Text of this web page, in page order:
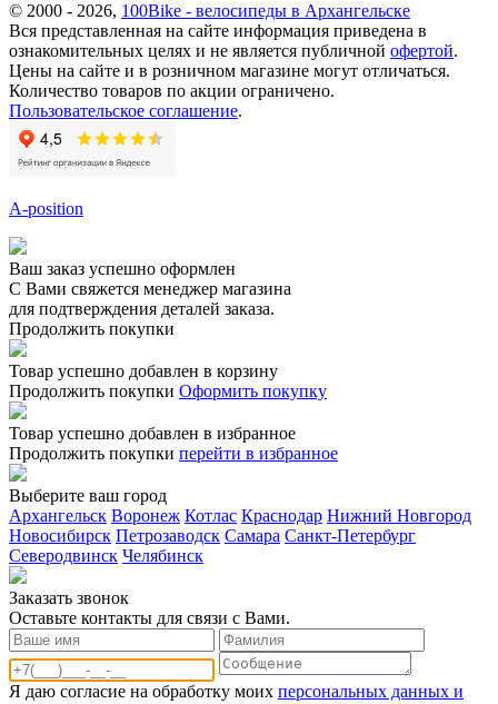
© 2000 - 2026, 100Bike - велосипеды в Архангельске
Вся представленная на сайте информация приведена в
ознакомительных целях и не является публичной офертой.
Цены на сайте и в розничном магазине могут отличаться.
Количество товаров по акции ограничено.
Пользовательское соглашение.
A-position
Ваш заказ успешно оформлен
С Вами свяжется менеджер магазина
для подтверждения деталей заказа.
Продолжить покупки
Товар успешно добавлен в корзину
Продолжить покупки Оформить покупку
Товар успешно добавлен в избранное
Продолжить покупки перейти в избранное
Выберите ваш город
Архангельск Воронеж Котлас Краснодар Нижний Новгород
Новосибирск Петрозаводск Самара Санкт-Петербург
Северодвинск Челябинск
Заказать звонoк
Оставьте контакты для связи с Вами.
Я даю согласие на обработку моих персональных данных и